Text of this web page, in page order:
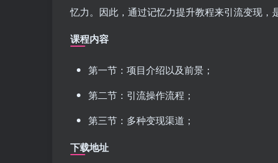
忆力。因此，通过记忆力提升教程来引流变现，
课程内容
第一节：项目介绍以及前景；
第二节：引流操作流程；
第三节：多种变现渠道；
下载地址